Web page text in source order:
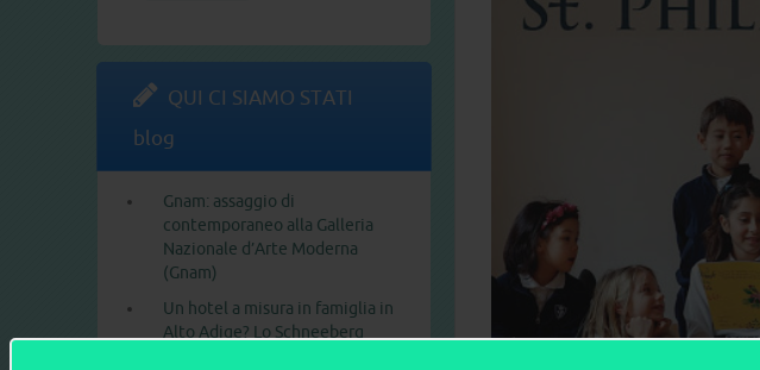
QUI CI SIAMO STATI
blog
Gnam: assaggio di
contemporaneo alla Galleria
Nazionale d’Arte Moderna
(Gnam)
Un hotel a misura in famiglia in
Alto Adige? Lo Schneeberg